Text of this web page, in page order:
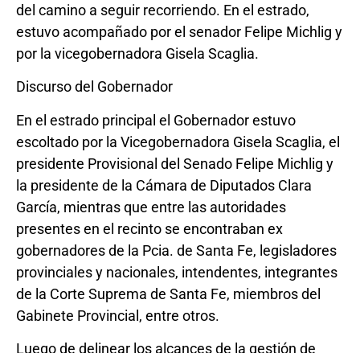
del camino a seguir recorriendo. En el estrado,
estuvo acompañado por el senador Felipe Michlig y
por la vicegobernadora Gisela Scaglia.
Discurso del Gobernador
En el estrado principal el Gobernador estuvo
escoltado por la Vicegobernadora Gisela Scaglia, el
presidente Provisional del Senado Felipe Michlig y
la presidente de la Cámara de Diputados Clara
García, mientras que entre las autoridades
presentes en el recinto se encontraban ex
gobernadores de la Pcia. de Santa Fe, legisladores
provinciales y nacionales, intendentes, integrantes
de la Corte Suprema de Santa Fe, miembros del
Gabinete Provincial, entre otros.
Luego de delinear los alcances de la gestión de